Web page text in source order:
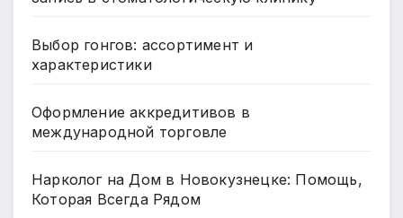
Выбор гонгов: ассортимент и
характеристики
Оформление аккредитивов в
международной торговле
Нарколог на Дом в Новокузнецке: Помощь,
Которая Всегда Рядом